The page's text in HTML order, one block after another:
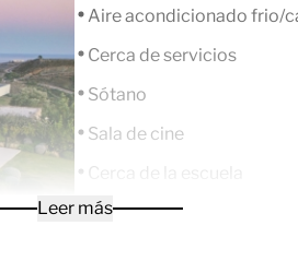
Aire acondicionado frio/
Cerca de servicios
Sótano
Sala de cine
Cerca de la escuela
Vistas al campo
Leer más